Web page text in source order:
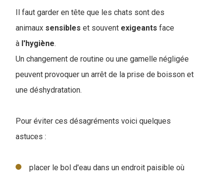
Il faut garder en tête que les chats sont des
animaux sensibles et souvent exigeants face
à l'hygiène.
Un changement de routine ou une gamelle négligée
peuvent provoquer un arrêt de la prise de boisson et
une déshydratation.
Pour éviter ces désagréments voici quelques
astuces :
placer le bol d'eau dans un endroit paisible où